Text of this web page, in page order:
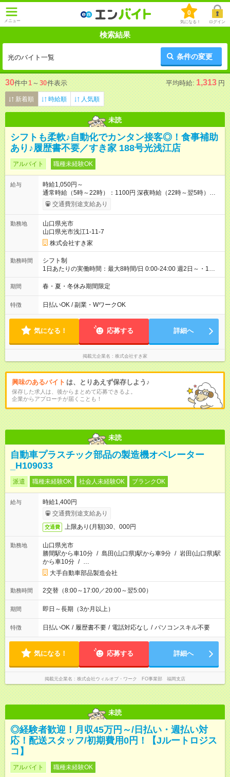
メニュー
0
気になる！ ログイン
検索結果
光のバイト一覧 条件の変更
30件中1 ～ 30件表示 平均時給: 1,313 円
新着順 時給順 人気順
未読
シフトも柔軟♪自動化でカンタン接客◎！食事補助
あり♪履歴書不要／すき家 188号光浅江店
アルバイト 職種未経験OK
給与
時給1,050円～
通常時給（5時～22時）：1100円 深夜時給（22時～翌5時）：
1375円 高校生時給：1050円 【特別手当】早朝手当（5：00-9：
00）時給+150円 【試用期間】試用期間あり 試用期間の長さ：1
30日（※条件変更なし）ですが、切り上げで一ヶ月とさせてい
ただきます。 研修制度あり：15時間(研修中も同時給）
交通費別途支給あり
勤務地
山口県光市
山口県光市浅江1-11-7
株式会社すき家
勤務時間
シフト制
1日あたりの実働時間：最大8時間/日 0:00-24:00 週2日～・1日
2h～OK ＜シフト例＞ 〇朝帯 5:00-9:00 〇昼帯 9:00-14:00 〇午
後帯 14:00-18:00 〇夜帯 18:00-22:00 〇深夜帯 22:00-翌5:00 基
ます♪
期間 春・夏・冬休み期間限定
特徴 日払いOK / 副業・WワークOK
気になる！ 応募する 詳細へ
掲載元企業名 株式会社すき家
興味のあるバイト は、とりあえず保存しよう♪
保存した求人は、後からまとめて応募できるよ。
企業からアプローチが届くことも！
未読
自動車プラスチック部品の製造機オペレーター
_H109033
派遣 職種未経験OK 社会人未経験OK ブランクOK
給与
時給1,400円
交通費別途支給あり
交通費 上限あり(月額)30、000円
勤務地
山口県光市
勝間駅から車10分 / 島田(山口県)駅から車9分 / 岩田(山口県)駅
から車10分 / …
大手自動車部品製造会社
勤務時間 2交替（8:00～17:00／20:00～翌5:00）
期間 即日～長期（3か月以上）
特徴 日払いOK / 履歴書不要 / 電話対応なし / パソコンスキル不要
気になる！ 応募する 詳細へ
掲載元企業名 株式会社ウィルオブ・ワーク FO事業部 福岡支店
未読
◎経験者歓迎！月収45万円～/日払い・週払い対
応！配送スタッフ/初期費用0円！【Jルートロジス
コ】
アルバイト 職種未経験OK